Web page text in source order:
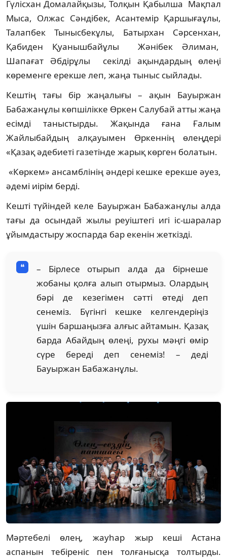
Гүлісхан Домалайқызы, Толқын Қабылша Мақпал
Мыса, Олжас Сәндібек, Асантемір Қаршығаұлы,
Талапбек Тынысбекұлы, Батырхан Сәрсенхан,
Қабиден Қуанышбайұлы Жәнібек Әлиман,
Шапағат Әбдірұлы секілді ақындардың өлеңі
көременге ерекше леп, жаңа тыныс сыйлады.
Кештің тағы бір жаңалығы – ақын Бауыржан
Бабажанұлы көпшілікке Өркен Салубай атты жаңа
есімді таныстырды. Жақында ғана Ғалым
Жайлыбайдың алқауымен Өркеннің өлеңдері
«Қазақ әдебиеті газетінде жарық көрген болатын.
«Көркем» ансамблінің әндері кешке ерекше әуез,
әдемі иірім берді.
Кешті түйіндей келе Бауыржан Бабажанұлы алда
тағы да осындай жылы реуіштегі игі іс-шаралар
ұйымдастыру жоспарда бар екенін жеткізді.
– Бірлесе отырып алда да бірнеше
жобаны қолға алып отырмыз. Олардың
бәрі де кезегімен сәтті өтеді деп
сенеміз. Бүгінгі кешке келгендеріңіз
үшін баршаңызға алғыс айтамын. Қазақ
барда Абайдың өлеңі, рухы мәңгі өмір
сүре береді деп сенеміз! – деді
Бауыржан Бабажанұлы.
Мәртебелі өлең, жауһар жыр кеші Астана
аспанын тебіреніс пен толғанысқа толтырды.